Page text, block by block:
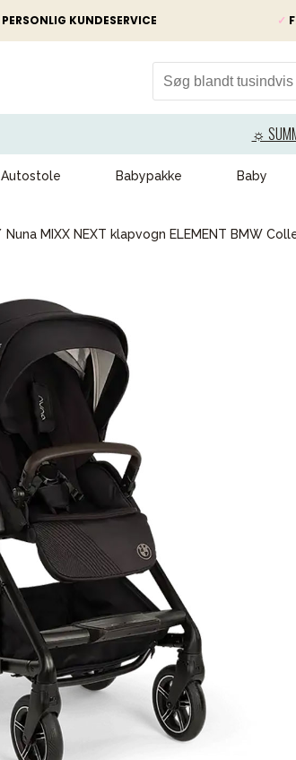
PERSONLIG KUNDESERVICE ✓
☼
Autostole Babypakke Baby
Nuna MIXX NEXT klapvogn ELEMENT BMW